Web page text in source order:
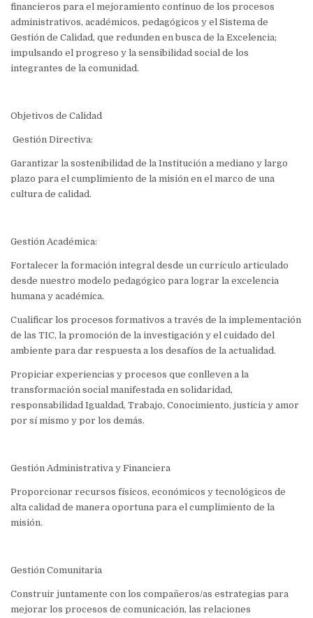
financieros para el mejoramiento continuo de los procesos
administrativos, académicos, pedagógicos y el Sistema de
Gestión de Calidad, que redunden en busca de la Excelencia;
impulsando el progreso y la sensibilidad social de los
integrantes de la comunidad.
Objetivos de Calidad
Gestión Directiva:
Garantizar la sostenibilidad de la Institución a mediano y largo
plazo para el cumplimiento de la misión en el marco de una
cultura de calidad.
Gestión Académica:
Fortalecer la formación integral desde un currículo articulado
desde nuestro modelo pedagógico para lograr la excelencia
humana y académica.
Cualificar los procesos formativos a través de la implementación
de las TIC, la promoción de la investigación y el cuidado del
ambiente para dar respuesta a los desafíos de la actualidad.
Propiciar experiencias y procesos que conlleven a la
transformación social manifestada en solidaridad,
responsabilidad Igualdad, Trabajo, Conocimiento, justicia y amor
por sí mismo y por los demás.
Gestión Administrativa y Financiera
Proporcionar recursos físicos, económicos y tecnológicos de
alta calidad de manera oportuna para el cumplimiento de la
misión.
Gestión Comunitaria
Construir juntamente con los compañeros/as estrategias para
mejorar los procesos de comunicación, las relaciones